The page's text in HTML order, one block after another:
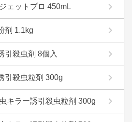
ェットプロ 450mL
剤 1.1kg
引殺虫剤 8個入
引殺虫粒剤 300g
キラー誘引殺虫粒剤 300g